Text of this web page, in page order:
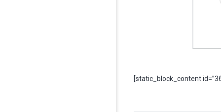
[static_block_content